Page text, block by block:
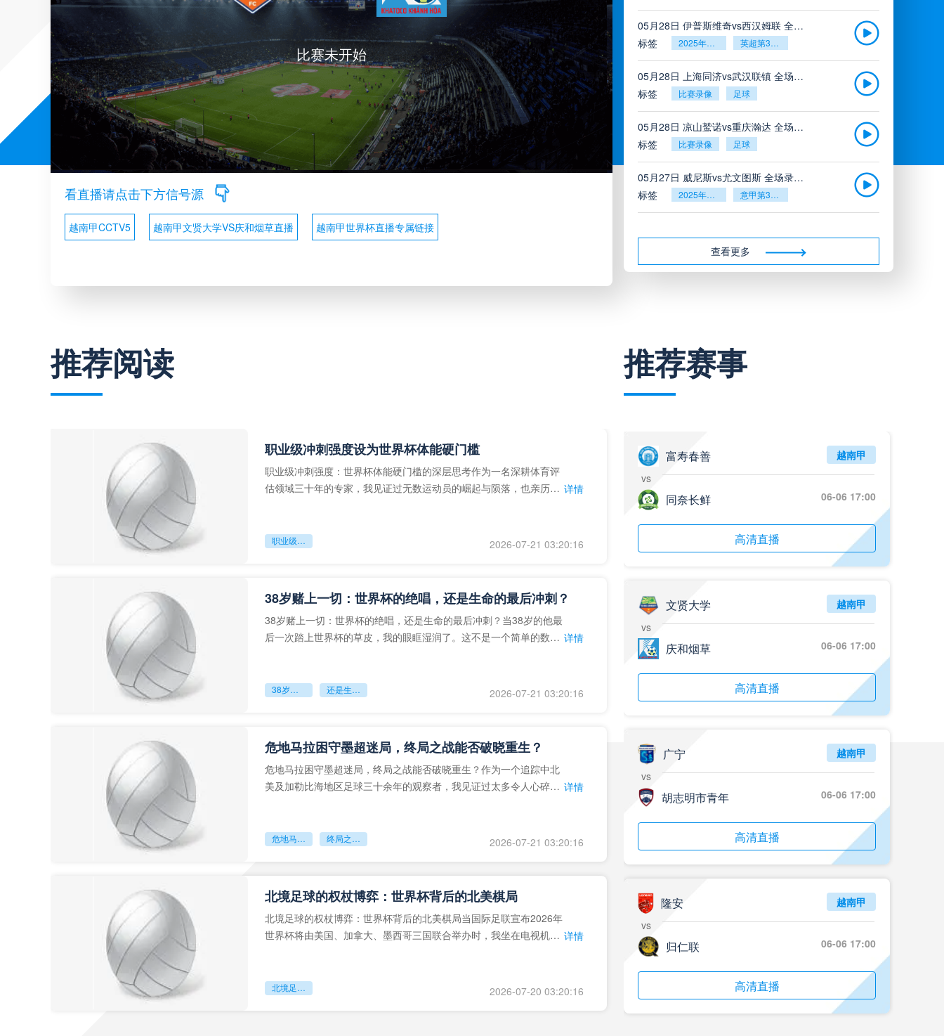
比赛未开始
看直播请点击下方信号源
越南甲CCTV5 越南甲文贤大学VS庆和烟草直播 越南甲世界杯直播专属链接
05月28日 伊普斯维奇vs西汉姆联 全场录像回放
标签
2025年5月26日 英超第38轮
05月28日 上海同济vs武汉联镇 全场录像
标签
比赛录像 足球
05月28日 凉山鹫诺vs重庆瀚达 全场录像
标签
比赛录像 足球
05月27日 威尼斯vs尤文图斯 全场录像回放
标签
2025年5月26日 意甲第38轮
标签
比赛录像 西甲
05月26日 AC米兰vs蒙扎全场录像回放
标签
标签
标签
2025年5月24日
标签
欧联杯决赛
标签
2025年5月23日
标签
2024年5月21日
标签
2024年5月21日 足协杯第3轮
标签
标签
比赛录像
标签
比赛录像 成都蓉城
标签
标签
比赛录像
05月22日 水晶宫vs狼队 全场录像回放
查看更多
推荐阅读
职业级冲刺强度设为世界杯体能硬门槛
职业级冲刺强度：世界杯体能硬门槛的深层思考作为一名深耕体育评
估领域三十年的专家，我见证过无数运动员的崛起与陨落，也亲历了 详情
职业级冲刺强度设为世界杯体能硬门槛 2026-07-21 03:20:16
38岁赌上一切：世界杯的绝唱，还是生命的最后冲刺？
38岁赌上一切：世界杯的绝唱，还是生命的最后冲刺？当38岁的他最
后一次踏上世界杯的草皮，我的眼眶湿润了。这不是一个简单的数
详情
38岁赌上一切：世界杯的绝唱 还是生命的最后冲刺？ 2026-07-21 03:20:16
危地马拉困守墨超迷局，终局之战能否破晓重生？
危地马拉困守墨超迷局，终局之战能否破晓重生？作为一个追踪中北
美及加勒比海地区足球三十余年的观察者，我见证过太多令人心碎的 详情
危地马拉困守墨超迷局 终局之战能否破晓重生？ 2026-07-21 03:20:16
北境足球的权杖博弈：世界杯背后的北美棋局
北境足球的权杖博弈：世界杯背后的北美棋局当国际足联宣布2026年
世界杯将由美国、加拿大、墨西哥三国联合举办时，我坐在电视机
详情
北境足球的权杖博弈：世界杯背后的北美棋局 2026-07-20 03:20:16
推荐赛事
富寿春善
vs
同奈长鲜
越南甲
06-06 17:00
高清直播
文贤大学
vs
庆和烟草
越南甲
06-06 17:00
高清直播
广宁
vs
胡志明市青年
越南甲
06-06 17:00
高清直播
隆安
vs
归仁联
越南甲
06-06 17:00
高清直播